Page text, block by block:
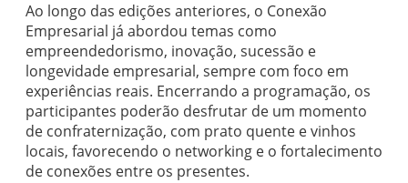
Ao longo das edições anteriores, o Conexão
Empresarial já abordou temas como
empreendedorismo, inovação, sucessão e
longevidade empresarial, sempre com foco em
experiências reais. Encerrando a programação, os
participantes poderão desfrutar de um momento
de confraternização, com prato quente e vinhos
locais, favorecendo o networking e o fortalecimento
de conexões entre os presentes.